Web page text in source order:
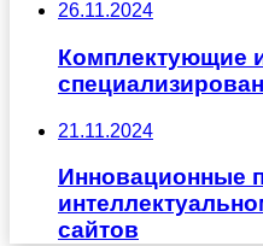
26.11.2024
Комплектующие
21.11.2024
Инновационные
сайтов